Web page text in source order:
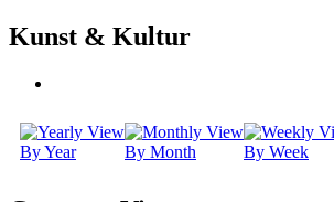
Kunst & Kultur
By Year By Month By Week